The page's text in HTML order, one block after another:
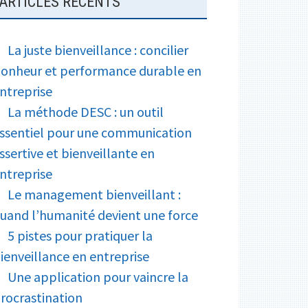
La juste bienveillance : concilier
et performance durable en
La méthode DESC : un outil
pour une communication
et bienveillante en
Le management bienveillant :
l’humanité devient une force
5 pistes pour pratiquer la
en entreprise
Une application pour vaincre la